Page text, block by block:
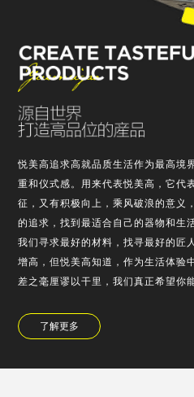
悦美高追求高就品质生活作为最高境
重和仪式感。用来代表悦美高，它代
征，又有积极向上，乘风破浪的意义
的追求，找到最适合自己的器物和生
我们寻求最好的材料，找寻最好的匠
增高，但悦美高知道，作为生活体验
差之毫厘谬以干里，我们真正希望你
弃外观，它是精老…
了解更多